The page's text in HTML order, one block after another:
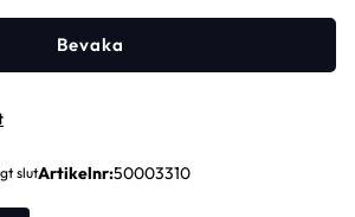
Bevaka
Artikelnr 50003310